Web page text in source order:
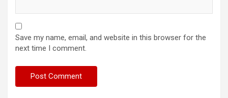
Save my name, email, and website in this browser for the
next time I comment.